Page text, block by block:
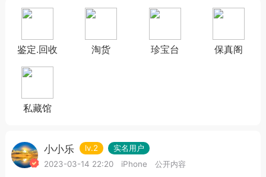
鉴定.回收 淘货 珍宝台 保真阁
私藏馆
小小乐 lv.2
实名用户
2023-03-14 22:20
iPhone 公开内容